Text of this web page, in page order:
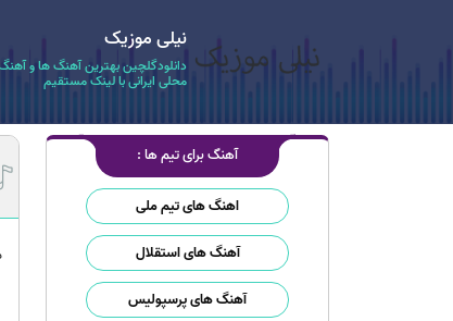
نیلی موزیک
دانلودگلچین بهترین آهنگ ها و
محلی ایرانی با لینک مستقیم
آهنگ برای تیم ها :
اهنگ های تیم ملی
آهنگ های استقلال
آهنگ های پرسپولیس